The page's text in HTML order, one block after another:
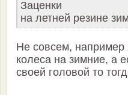
Заценки
на летней резине
Не совсем,
колеса на зимние, а
своей головой то